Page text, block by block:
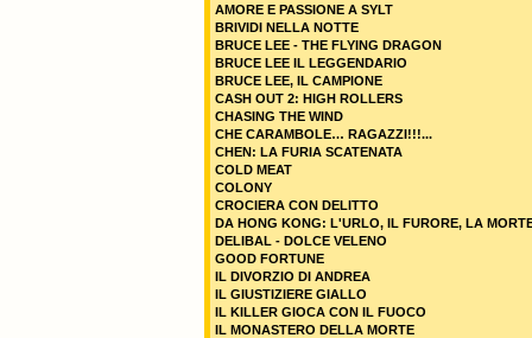
AMORE E PASSIONE A SYLT
BRIVIDI NELLA NOTTE
BRUCE LEE - THE FLYING DRAGON
BRUCE LEE IL LEGGENDARIO
BRUCE LEE, IL CAMPIONE
CASH OUT 2: HIGH ROLLERS
CHASING THE WIND
CHE CARAMBOLE… RAGAZZI!!!...
CHEN: LA FURIA SCATENATA
COLD MEAT
COLONY
CROCIERA CON DELITTO
DA HONG KONG: L'URLO, IL FURORE, LA
DELIBAL - DOLCE VELENO
GOOD FORTUNE
IL DIVORZIO DI ANDREA
IL GIUSTIZIERE GIALLO
IL KILLER GIOCA CON IL FUOCO
IL MONASTERO DELLA MORTE